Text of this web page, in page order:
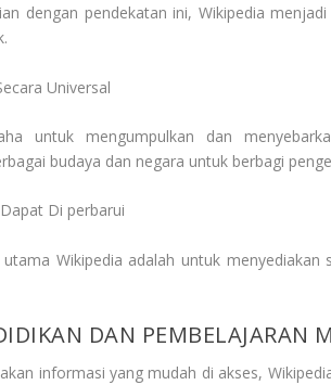
dengan pendekatan ini, Wikipedia
Universal
untuk mengumpulkan dan
budaya dan negara untuk berbagi
Di perbarui
Wikipedia adalah untuk
DAN PEMBELAJARAN
informasi yang mudah di akses,